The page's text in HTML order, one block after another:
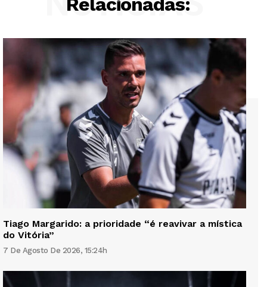
Tiago Margarido: a prioridade “é reavivar a mística
do Vitória”
7 De Agosto De 2026, 15:24h